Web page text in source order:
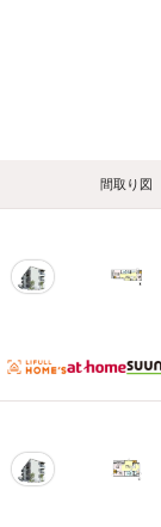
間取り図